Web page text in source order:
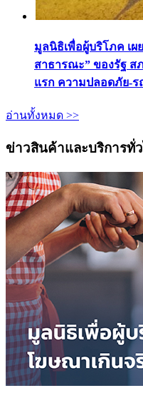
มูลนิธิเพื่อผู้บริโภค เ
สาธารณะ” ของรัฐ ส
แรก ความปลอดภัย-ร
อ่านทั้งหมด >>
ข่าวสินค้าและบริการทั่